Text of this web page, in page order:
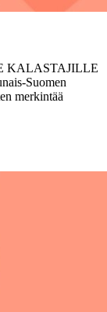
KALASTAJILLE
Suomen
merkintää